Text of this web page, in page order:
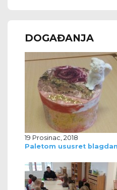
DOGAĐANJA
19 Prosinac, 2018
Paletom ususret